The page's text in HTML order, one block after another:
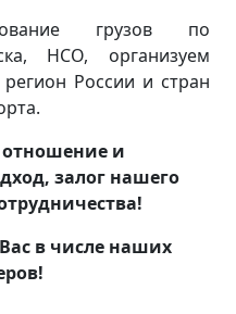
грузов по
НСО, организуем
России и стран
и
залог нашего
в числе наших